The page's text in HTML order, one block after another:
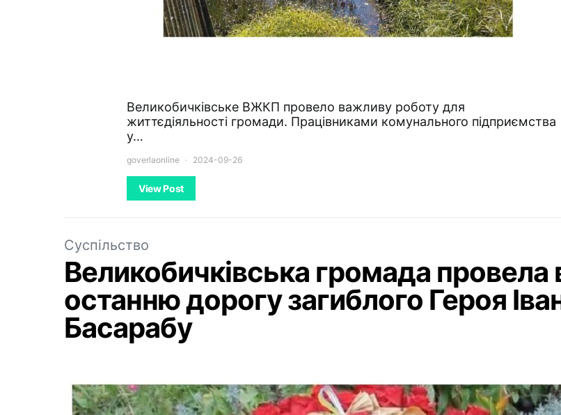
Великобичківське ВЖКП провело важливу роботу для
життєдіяльності громади. Працівниками комунального підприємства
у…
goverlaonline 2024-09-26
View Post
Суспільство
Великобичківська громада провела
останню дорогу загиблого Героя
Басарабу